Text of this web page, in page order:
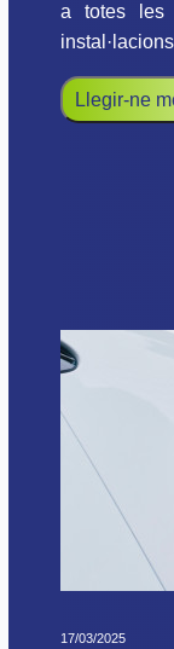
a totes les
Llegir-ne
17/03/2025